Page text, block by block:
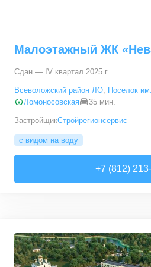
Малоэтажный ЖК
Сдан — IV квартал 2025 г.
Всеволожский район ЛО, Поселок
Ломоносовская
35 мин.
ЗастройщикСтройрегионсервис
с видом на воду
+7 (812)